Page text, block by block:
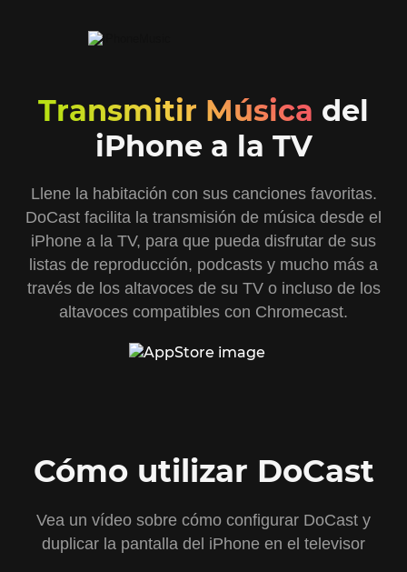
Transmitir Música del
iPhone a la TV
Llene la habitación con sus canciones favoritas.
DoCast facilita la transmisión de música desde el
iPhone a la TV, para que pueda disfrutar de sus
listas de reproducción, podcasts y mucho más a
través de los altavoces de su TV o incluso de los
altavoces compatibles con Chromecast.
Cómo utilizar DoCast
Vea un vídeo sobre cómo configurar DoCast y
duplicar la pantalla del iPhone en el televisor